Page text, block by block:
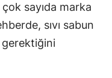
çok sayıda marka
sıvı sabun
gerektiğini